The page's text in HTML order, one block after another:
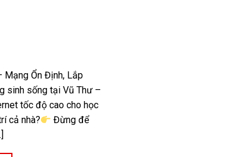
Mạng Ổn Định, Lắp
sinh sống tại Vũ Thư –
tốc độ cao cho học
cả nhà?
Đừng để